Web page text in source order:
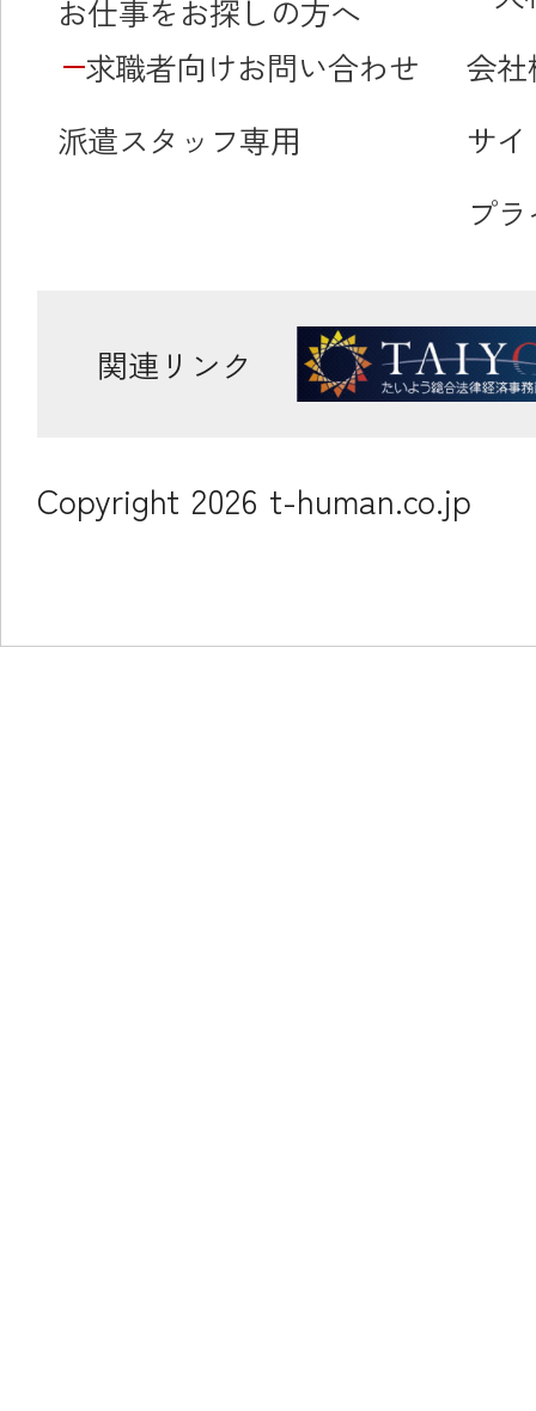
お仕事をお探しの方へ
求職者向けお問い合わせ
派遣スタッフ専用
会
サ
プ
関連リンク
Copyright 2026 t-human.co.jp